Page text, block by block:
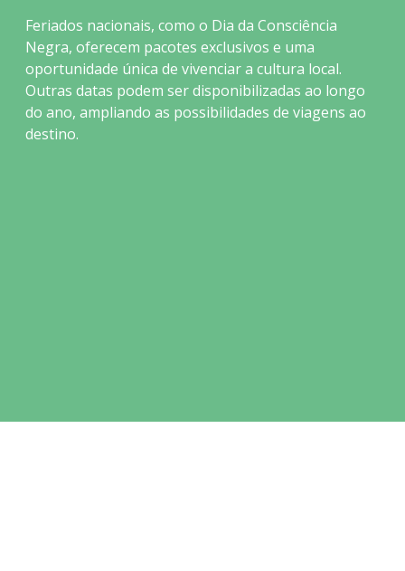
Feriados nacionais, como o Dia da Consciência
Negra, oferecem pacotes exclusivos e uma
oportunidade única de vivenciar a cultura local.
Outras datas podem ser disponibilizadas ao longo
do ano, ampliando as possibilidades de viagens ao
destino.